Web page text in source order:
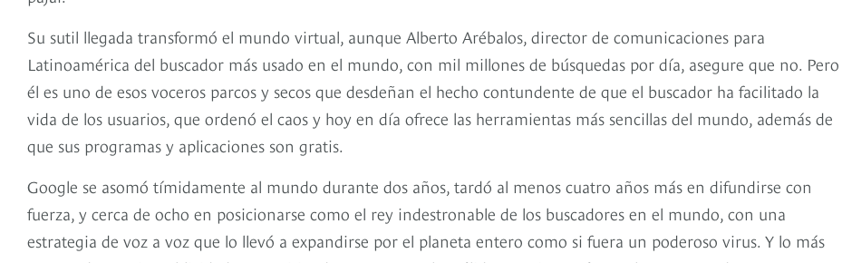
Su sutil llegada transformó el mundo virtual, aunque Alberto Arébalos, director de comunicaciones para
Latinoamérica del buscador más usado en el mundo, con mil millones de búsquedas por día, asegure que no. Pero
él es uno de esos voceros parcos y secos que desdeñan el hecho contundente de que el buscador ha facilitado la
vida de los usuarios, que ordenó el caos y hoy en día ofrece las herramientas más sencillas del mundo, además de
que sus programas y aplicaciones son gratis.
Google se asomó tímidamente al mundo durante dos años, tardó al menos cuatro años más en difundirse con
fuerza, y cerca de ocho en posicionarse como el rey indestronable de los buscadores en el mundo, con una
estrategia de voz a voz que lo llevó a expandirse por el planeta entero como si fuera un poderoso virus. Y lo más